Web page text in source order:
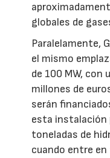
globales de
Paralelamente,
el mismo
de 100 MW, con
millones de
serán
esta instalación
toneladas de
cuando entre